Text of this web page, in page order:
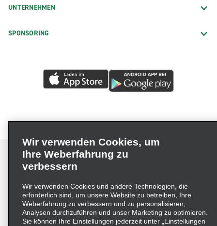
UNTERNEHMEN
SPONSORING
Impressum Nutzungsbedingungen
Datenschutzrichtlinie
Cookie-Richtlinie
Datenschutzoptionen
Lieferkettensorgfaltspflichtengesetz (LkSG) Grundsatzerklärung
Wir verwenden Cookies, um
Ihre Weberfahrung zu
verbessern
Wir verwenden Cookies und andere Technologien, die
erforderlich sind, um unsere Website zu betreiben, Ihre
Weberfahrung zu verbessern und zu personalisieren,
Analysen durchzuführen und unser Marketing zu optimieren.
Sie können Ihre Einstellungen jederzeit unter „Einstellungen